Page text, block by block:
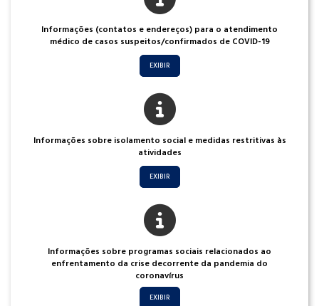
Informações (contatos e endereços) para o atendimento
médico de casos suspeitos/confirmados de COVID-19
EXIBIR
Informações sobre isolamento social e medidas restritivas às
atividades
EXIBIR
Informações sobre programas sociais relacionados ao
enfrentamento da crise decorrente da pandemia do
coronavírus
EXIBIR